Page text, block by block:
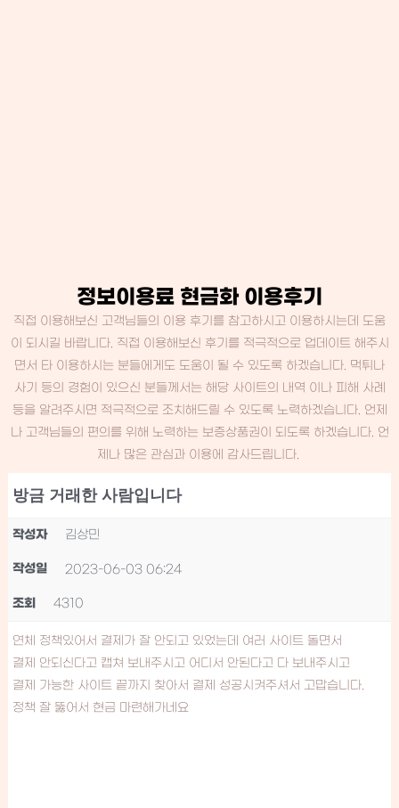
정보이용료 현금화 이용후기
직접 이용해보신 고객님들의 이용 후기를 참고하시고 이용하시는데 도움
이 되시길 바랍니다. 직접 이용해보신 후기를 적극적으로 업데이트 해주시
면서 타 이용하시는 분들에게도 도움이 될 수 있도록 하겠습니다. 먹튀나
사기 등의 경험이 있으신 분들께서는 해당 사이트의 내역 이나 피해 사례
등을 알려주시면 적극적으로 조치해드릴 수 있도록 노력하겠습니다. 언제
나 고객님들의 편의를 위해 노력하는 보증상품권이 되도록 하겠습니다. 언
제나 많은 관심과 이용에 감사드립니다.
방금 거래한 사람입니다
작성자 김상민
작성일 2023-06-03 06:24
조회 4310
연체 정책있어서 결제가 잘 안되고 있었는데 여러 사이트 돌면서
결제 안되신다고 캡쳐 보내주시고 어디서 안된다고 다 보내주시고
결제 가능한 사이트 끝까지 찾아서 결제 성공시켜주셔서 고맙습니다.
정책 잘 뚫어서 현금 마련해가네요